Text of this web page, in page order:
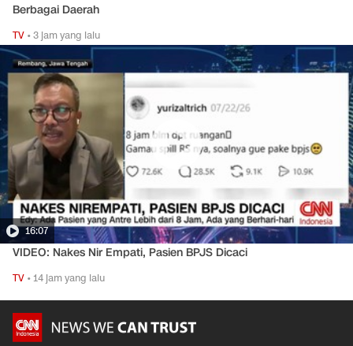
Berbagai Daerah
TV •3 jam yang lalu
16:07
VIDEO: Nakes Nir Empati, Pasien BPJS Dicaci
TV •14 jam yang lalu